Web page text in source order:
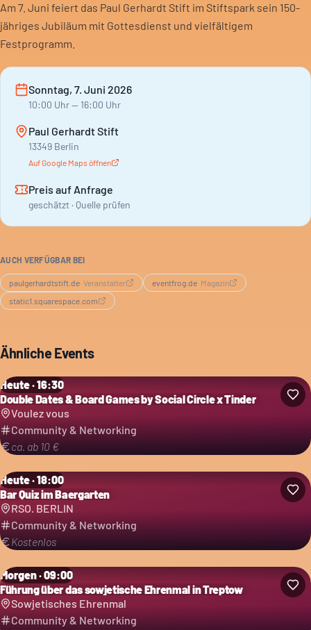
Am 7. Juni feiert das Paul Gerhardt Stift im Stiftspark sein 150-
jähriges Jubiläum mit Gottesdienst und vielfältigem
Festprogramm.
Sonntag, 7. Juni 2026
10:00 Uhr— 16:00 Uhr
Paul Gerhardt Stift
13349 Berlin
Auf Google Maps öffnen
Preis auf Anfrage
geschätzt · Quelle prüfen
AUCH VERFÜGBAR BEI
paulgerhardtstift.de· Veranstalter eventfrog.de· Magazin
static1.squarespace.com
Ähnliche Events
Heute · 16:30
Double Dates & Board Games by Social Circle x Tinder
Voulez vous
Community & Networking
ca. ab 10 €
Heute · 18:00
Bar Quiz im Baergarten
RSO. BERLIN
Community & Networking
Kostenlos
Morgen · 09:00
Führung über das sowjetische Ehrenmal in Treptow
Sowjetisches Ehrenmal
Community & Networking